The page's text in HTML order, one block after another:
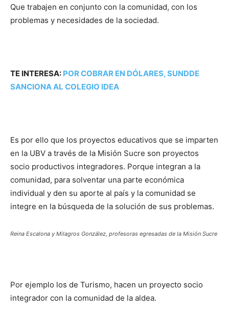
Que trabajen en conjunto con la comunidad, con los
problemas y necesidades de la sociedad.
TE INTERESA: POR COBRAR EN DÓLARES, SUNDDE
SANCIONA AL COLEGIO IDEA
Es por ello que los proyectos educativos que se imparten
en la UBV a través de la Misión Sucre son proyectos
socio productivos integradores. Porque integran a la
comunidad, para solventar una parte económica
individual y den su aporte al país y la comunidad se
integre en la búsqueda de la solución de sus problemas.
Reina Escalona y Milagros González, profesoras egresadas de la Misión Sucre
Por ejemplo los de Turismo, hacen un proyecto socio
integrador con la comunidad de la aldea.